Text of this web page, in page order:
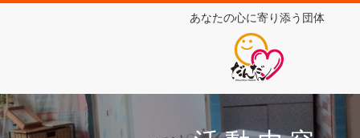
あなたの心に寄り添う団体